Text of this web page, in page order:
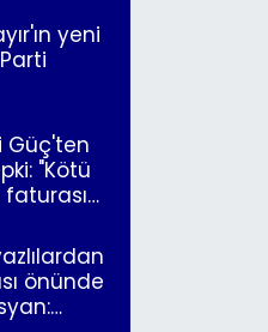
yeni
Güç'ten
"Kötü
önünde